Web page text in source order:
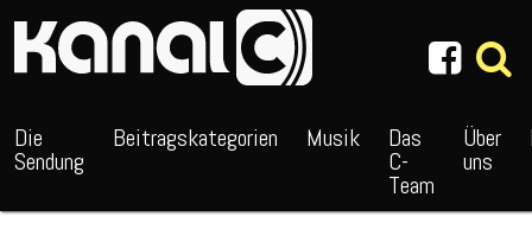
Die
Sendung
Beitragskategorien Musik Das
C-
Team
Über
uns